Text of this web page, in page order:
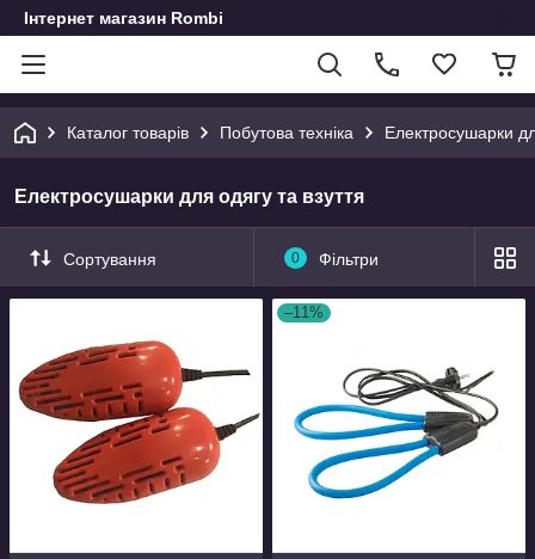
Інтернет магазин Rombi
Каталог товарів Побутова техніка Електросушарки
Електросушарки для одягу та взуття
Сортування 0 Фільтри
–11%